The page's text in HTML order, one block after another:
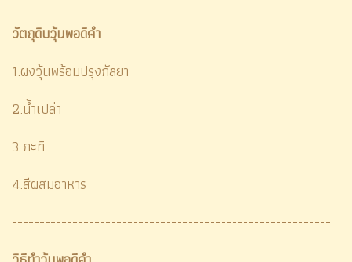
วัตถุดิบวุ้นพอดีคำ
1.ผงวุ้นพร้อมปรุงกัลยา
2.น้ำเปล่า
3.กะทิ
4.สีผสมอาหาร
----------------------------------------------------------